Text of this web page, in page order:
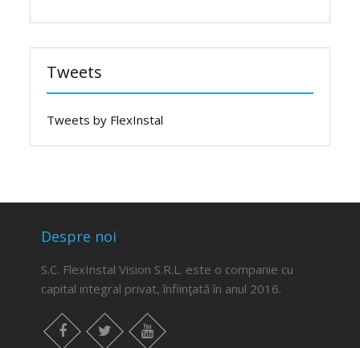
Tweets
Tweets by FlexInstal
Despre noi
S.C. FlexInstal Vision S.R.L. este o companie cu
capital integral privat, înfiinţată în anul 2016.